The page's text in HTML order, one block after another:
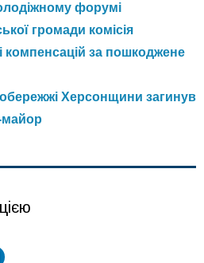
форумі
громади комісія
компенсацій за пошкоджене
Херсонщини загинув
майор